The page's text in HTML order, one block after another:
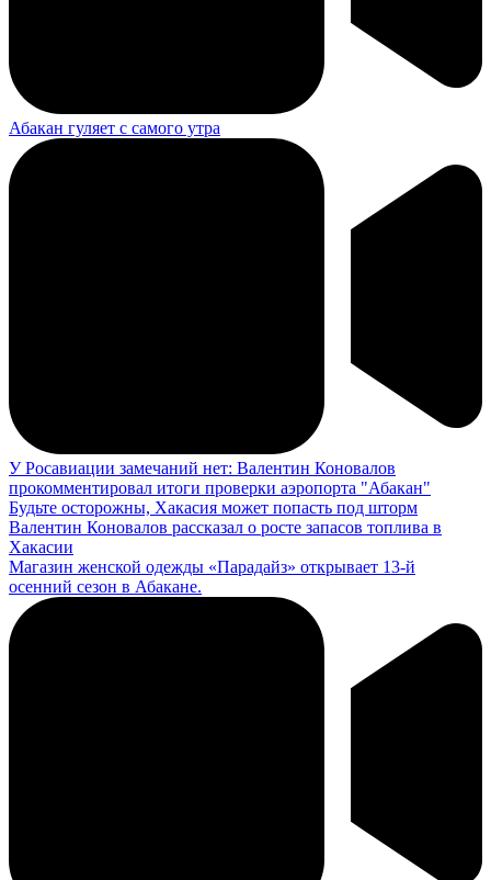
Абакан гуляет с самого утра
У Росавиации замечаний нет: Валентин Коновалов
прокомментировал итоги проверки аэропорта "Абакан"
Будьте осторожны, Хакасия может попасть под шторм
Валентин Коновалов рассказал о росте запасов топлива в
Хакасии
Магазин женской одежды «Парадайз» открывает 13-й
осенний сезон в Абакане.